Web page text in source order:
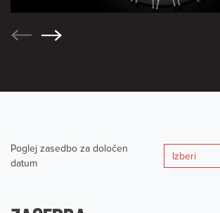
Poglej zasedbo za določen
datum
Izberi